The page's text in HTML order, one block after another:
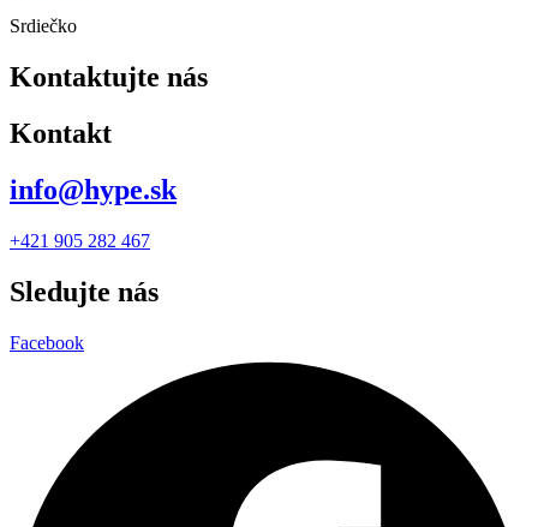
Srdiečko
Kontaktujte nás
Kontakt
info@hype.sk
+421 905 282 467
Sledujte nás
Facebook